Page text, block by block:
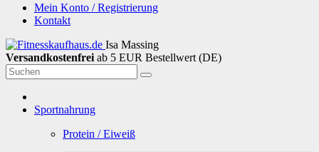
Mein Konto / Registrierung
Kontakt
Isa Massing
Versandkostenfrei ab 5 EUR Bestellwert (DE)
Sportnahrung
Protein / Eiweiß